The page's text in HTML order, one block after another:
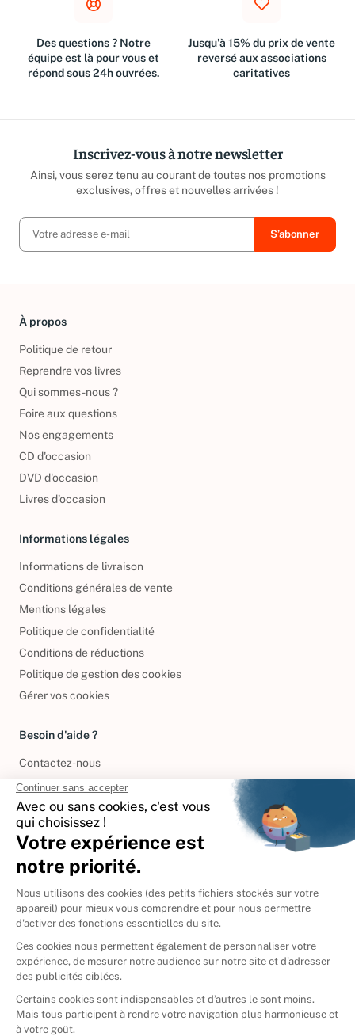
Des questions ? Notre
équipe est là pour vous et
répond sous 24h ouvrées.
Jusqu'à 15% du prix de vente
reversé aux associations
caritatives
Inscrivez-vous à notre newsletter
Ainsi, vous serez tenu au courant de toutes nos promotions
exclusives, offres et nouvelles arrivées !
À propos
Politique de retour
Reprendre vos livres
Qui sommes-nous ?
Foire aux questions
Nos engagements
CD d'occasion
DVD d'occasion
Livres d’occasion
Informations légales
Informations de livraison
Conditions générales de vente
Mentions légales
Politique de confidentialité
Conditions de réductions
Politique de gestion des cookies
Gérer vos cookies
Besoin d'aide ?
Contactez-nous
International
🇪🇸Espagne
🇮🇹Italie
Donner vos livres